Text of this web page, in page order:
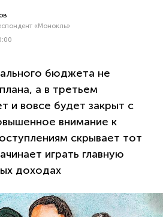
«Монокль»
бюджета не
а в третьем
и вовсе будет закрыт с
внимание к
скрывает тот
играть главную
доходах